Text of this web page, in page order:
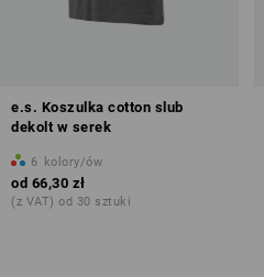
e.s. Koszulka cotton slub
dekolt w serek
6 kolory/ów
od 66,30 zł
(z VAT) od 30 sztuki